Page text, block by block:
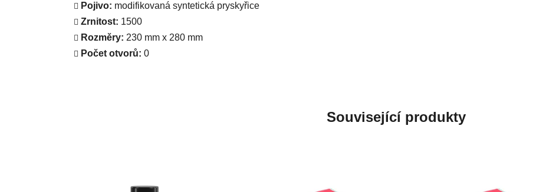
Pojivo: modifikovaná syntetická pryskyřice
Zrnitost: 1500
Rozměry: 230 mm x 280 mm
Počet otvorů: 0
Související produkty